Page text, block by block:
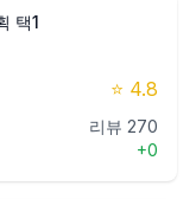
택1
⭐ 4.8
리뷰 270
+0